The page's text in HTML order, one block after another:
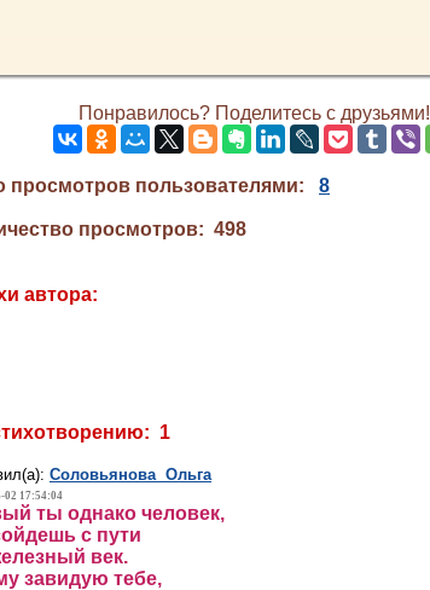
Понравилось? Поделитесь с друзьями!
просмотров пользователями: 8
просмотров: 498
автора:
1
Соловьянова Ольга
02 17:54:04
ты однако человек,
с пути
век.
завидую тебе,